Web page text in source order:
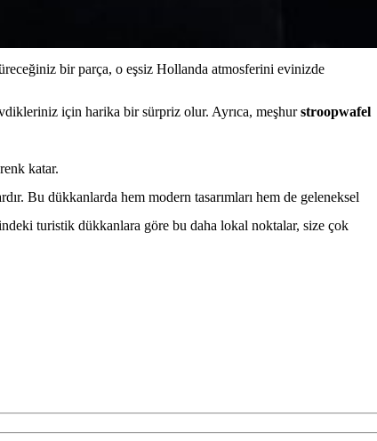
bir parça, o eşsiz Hollanda atmosferini evinizde
için harika bir sürpriz olur. Ayrıca, meşhurstroopwafel
katar.
Bu dükkanlarda hem modern tasarımları hem de geleneksel
turistik dükkanlara göre bu daha lokal noktalar, size çok